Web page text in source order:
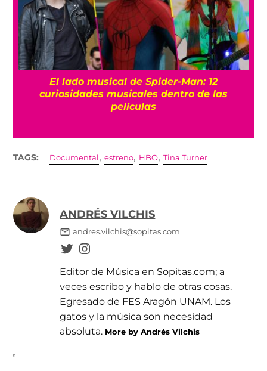
El lado musical de Spider-Man: 12
curiosidades musicales dentro de las
películas
TAGS: Documental,estreno, HBO,Tina Turner
ANDRÉS VILCHIS
andres.vilchis@sopitas.com
Editor de Música en Sopitas.com; a
veces escribo y hablo de otras cosas.
Egresado de FES Aragón UNAM. Los
gatos y la música son necesidad
absoluta. More by Andrés Vilchis